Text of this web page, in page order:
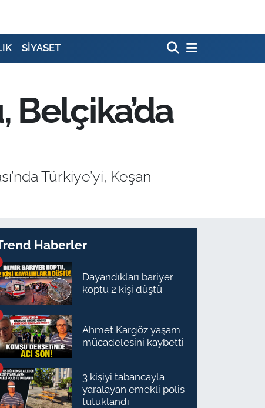
SİYASET
Türkiye’yi, Keşan
Haberler
Dayandıkları bariyer
koptu 2 kişi düştü
Ahmet Kargöz yaşam
mücadelesini kaybetti
3 kişiyi tabancayla
yaralayan emekli polis
tutuklandı